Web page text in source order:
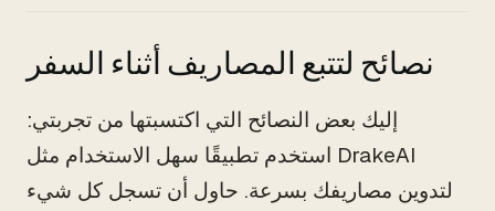
نصائح لتتبع المصاريف أثناء السفر
إليك بعض النصائح التي اكتسبتها من تجربتي:
استخدم تطبيقًا سهل الاستخدام مثل DrakeAI
لتدوين مصاريفك بسرعة. حاول أن تسجل كل شيء